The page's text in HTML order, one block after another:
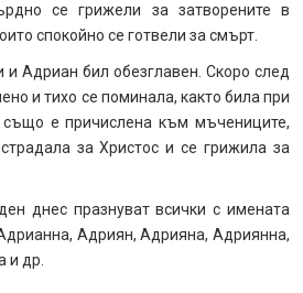
се грижели за затворените в
спокойно се готвели за смърт.
Адриан бил обезглавен. Скоро след
и тихо се поминала, както била при
е причислена към мъчениците,
за Христос и се грижила за
днес празнуват всички с имената
Адриян, Адрияна, Адриянна,
и др.